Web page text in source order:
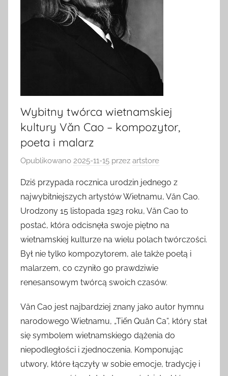
Wybitny twórca wietnamskiej
kultury Văn Cao – kompozytor,
poeta i malarz
Opublikowano 2025-11-15 przez artstore
Dziś przypada rocznica urodzin jednego z
najwybitniejszych artystów Wietnamu, Văn Cao.
Urodzony 15 listopada 1923 roku, Văn Cao to
postać, która odcisnęła swoje piętno na
wietnamskiej kulturze na wielu polach twórczości.
Był nie tylko kompozytorem, ale także poetą i
malarzem, co czyniło go prawdziwie
renesansowym twórcą swoich czasów.
Văn Cao jest najbardziej znany jako autor hymnu
narodowego Wietnamu, „Tiến Quân Ca”, który stał
się symbolem wietnamskiego dążenia do
niepodległości i zjednoczenia. Komponując
utwory, które łączyły w sobie emocje, tradycję i